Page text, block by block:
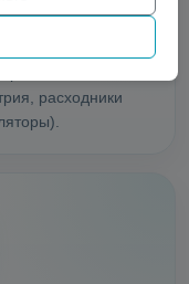
бар, недорогие
расходники